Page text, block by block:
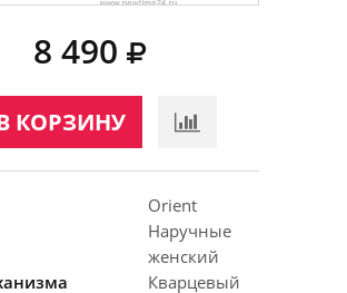
8 490
КОРЗИНУ
Orient
Наручные
женский
Кварцевый